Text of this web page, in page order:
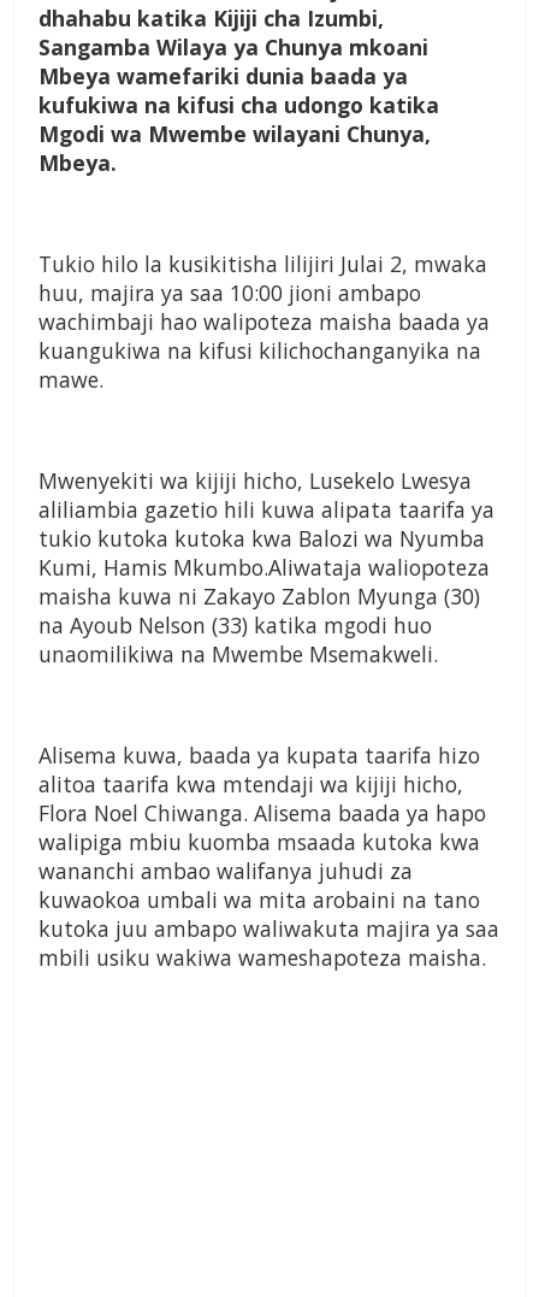
dhahabu katika Kijiji cha Izumbi,
Sangamba Wilaya ya Chunya mkoani
Mbeya wamefariki dunia baada ya
kufukiwa na kifusi cha udongo katika
Mgodi wa Mwembe wilayani Chunya,
Mbeya.
Tukio hilo la kusikitisha lilijiri Julai 2, mwaka
huu, majira ya saa 10:00 jioni ambapo
wachimbaji hao walipoteza maisha baada ya
kuangukiwa na kifusi kilichochanganyika na
mawe.
Mwenyekiti wa kijiji hicho, Lusekelo Lwesya
aliliambia gazetio hili kuwa alipata taarifa ya
tukio kutoka kutoka kwa Balozi wa Nyumba
Kumi, Hamis Mkumbo.Aliwataja waliopoteza
maisha kuwa ni Zakayo Zablon Myunga (30)
na Ayoub Nelson (33) katika mgodi huo
unaomilikiwa na Mwembe Msemakweli.
Alisema kuwa, baada ya kupata taarifa hizo
alitoa taarifa kwa mtendaji wa kijiji hicho,
Flora Noel Chiwanga. Alisema baada ya hapo
walipiga mbiu kuomba msaada kutoka kwa
wananchi ambao walifanya juhudi za
kuwaokoa umbali wa mita arobaini na tano
kutoka juu ambapo waliwakuta majira ya saa
mbili usiku wakiwa wameshapoteza maisha.